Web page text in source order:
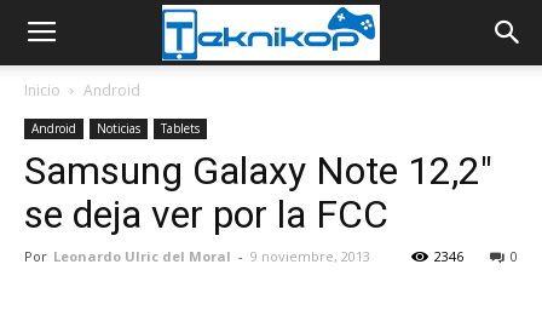
Inicio Android
Android Noticias Tablets
Samsung Galaxy Note 12,2"
se deja ver por la FCC
Por Leonardo Ulric del Moral - 9 noviembre, 2013 0
2346